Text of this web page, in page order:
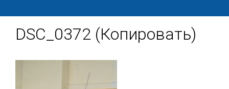
DSC_0372 (Копировать)